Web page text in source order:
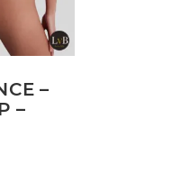
–
–